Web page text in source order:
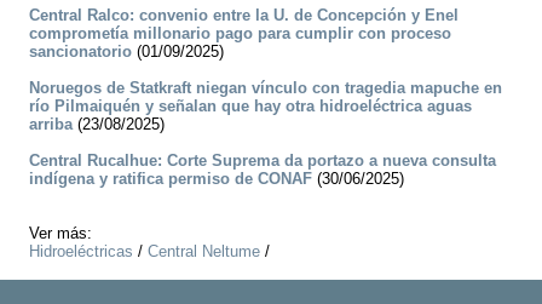
Central Ralco: convenio entre la U. de Concepción y Enel
comprometía millonario pago para cumplir con proceso
sancionatorio (01/09/2025)
Noruegos de Statkraft niegan vínculo con tragedia mapuche en
río Pilmaiquén y señalan que hay otra hidroeléctrica aguas
arriba(23/08/2025)
Central Rucalhue: Corte Suprema da portazo a nueva consulta
indígena y ratifica permiso de CONAF (30/06/2025)
Ver más:
Hidroeléctricas / Central Neltume /